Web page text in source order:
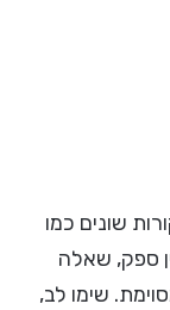
שונים כמו
ספק, שאלה
שימו לב,